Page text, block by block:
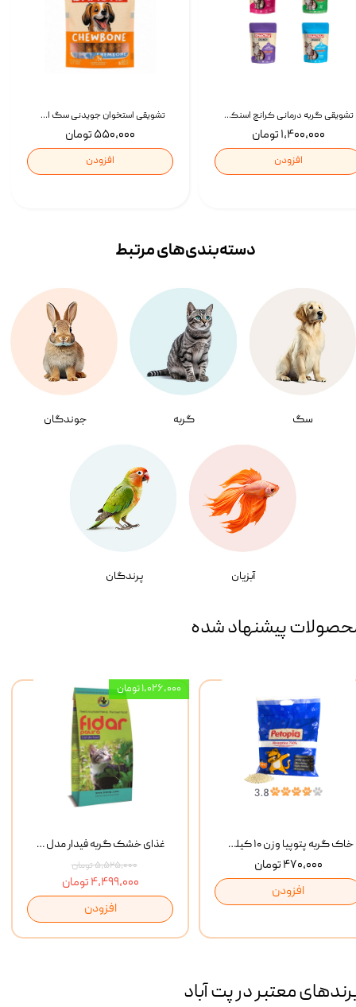
تشویقی استخوان جویدنی سگ اسنکی کرانچی با طعم مرغ Snacky Crunchy Munchy وزن 100 گرم
۵۵۰,۰۰۰ تومان
افزودن
تشویقی گربه درمانی کرانچ اسنکی با طعم میکس Snacky Crunch Cat Treats وزن 60 گرم بسته 4 عددی
۱,۴۰۰,۰۰۰ تومان
افزودن
سگ گربه جوندگان
آبزیان پرندگان
دسته‌بندی‌‌های مرتبط
پیشنهاد شده
غذای خشک گربه فیدار مدل Adult وزن 10 کیلوگرم
۵,۵۲۵,۰۰۰ تومان
۴,۴۹۹,۰۰۰ تومان
افزودن
۱,۰۲۶,۰۰۰ تومان
خاک گربه پتوپیا وزن ۱۰ کیلوگرم
۴۷۰,۰۰۰ تومان
افزودن
معتبر در پت آباد